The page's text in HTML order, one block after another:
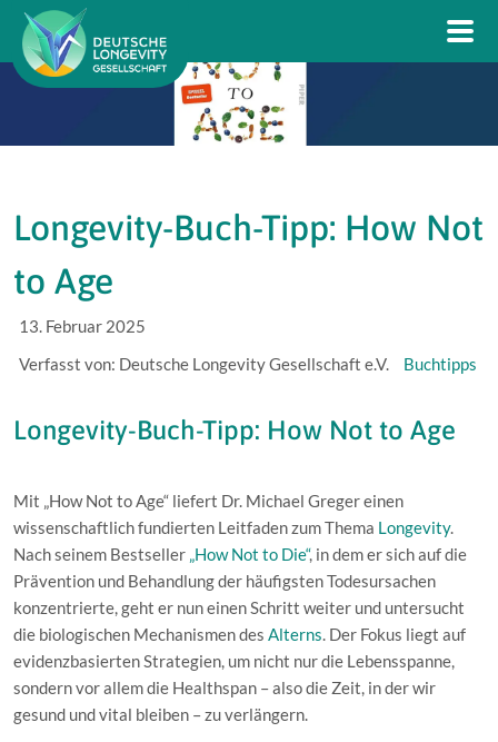
Longevity-Buch-Tipp: How Not
to Age
13. Februar 2025
Verfasst von: Deutsche Longevity Gesellschaft e.V.
Buchtipps
Longevity-Buch-Tipp: How Not to Age
Mit „How Not to Age“ liefert Dr. Michael Greger einen
wissenschaftlich fundierten Leitfaden zum Thema Longevity.
Nach seinem Bestseller „How Not to Die“, in dem er sich auf die
Prävention und Behandlung der häufigsten Todesursachen
konzentrierte, geht er nun einen Schritt weiter und untersucht
die biologischen Mechanismen des Alterns. Der Fokus liegt auf
evidenzbasierten Strategien, um nicht nur die Lebensspanne,
sondern vor allem die Healthspan – also die Zeit, in der wir
gesund und vital bleiben – zu verlängern.